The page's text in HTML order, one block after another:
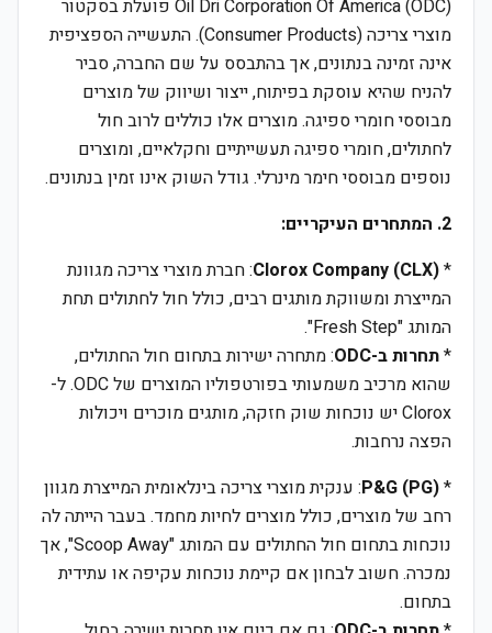
Oil Dri Corporation Of America (ODC) פועלת בסקטור
מוצרי צריכה (Consumer Products). התעשייה הספציפית
אינה זמינה בנתונים, אך בהתבסס על שם החברה, סביר
להניח שהיא עוסקת בפיתוח, ייצור ושיווק של מוצרים
מבוססי חומרי ספיגה. מוצרים אלו כוללים לרוב חול
לחתולים, חומרי ספיגה תעשייתיים וחקלאיים, ומוצרים
נוספים מבוססי חימר מינרלי. גודל השוק אינו זמין בנתונים.
2. המתחרים העיקריים:
*
Clorox Company (CLX): חברת מוצרי צריכה מגוונת
המייצרת ומשווקת מותגים רבים, כולל חול לחתולים תחת
המותג "Fresh Step".
*תחרות ב-ODC
: מתחרה ישירות בתחום חול החתולים,
שהוא מרכיב משמעותי בפורטפוליו המוצרים של ODC. ל-
Clorox יש נוכחות שוק חזקה, מותגים מוכרים ויכולות
הפצה נרחבות.
*
P&G (PG): ענקית מוצרי צריכה בינלאומית המייצרת מגוון
רחב של מוצרים, כולל מוצרים לחיות מחמד. בעבר הייתה לה
נוכחות בתחום חול החתולים עם המותג "Scoop Away", אך
נמכרה. חשוב לבחון אם קיימת נוכחות עקיפה או עתידית
בתחום.